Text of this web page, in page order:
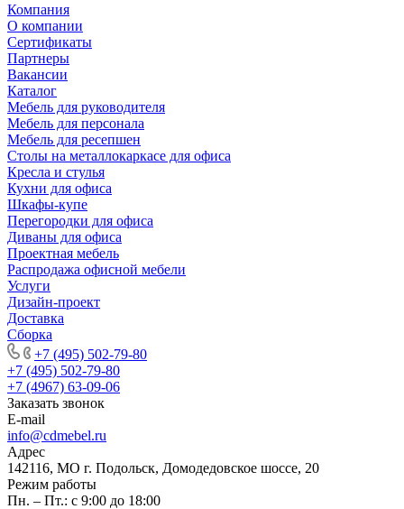
Компания
О компании
Сертификаты
Партнеры
Вакансии
Каталог
Мебель для руководителя
Мебель для персонала
Мебель для ресепшен
Столы на металлокаркасе для офиса
Кресла и стулья
Кухни для офиса
Шкафы-купе
Перегородки для офиса
Диваны для офиса
Проектная мебель
Распродажа офисной мебели
Услуги
Дизайн-проект
Доставка
Сборка
+7 (495) 502-79-80
+7 (495) 502-79-80
+7 (4967) 63-09-06
Заказать звонок
E-mail
info@cdmebel.ru
Адрес
142116, МО г. Подольск, Домодедовское шоссе, 20
Режим работы
Пн. – Пт.: с 9:00 до 18:00